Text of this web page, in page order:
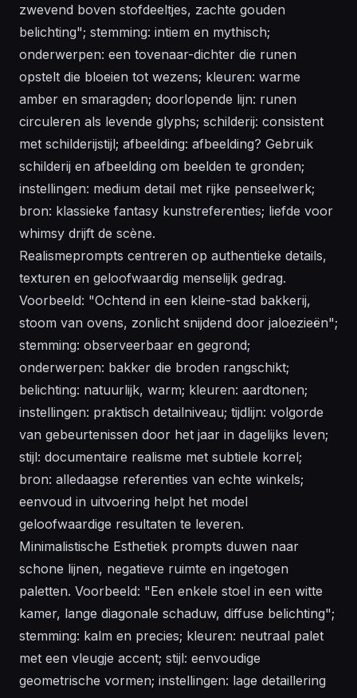
zwevend boven stofdeeltjes, zachte gouden
belichting"; stemming: intiem en mythisch;
onderwerpen: een tovenaar-dichter die runen
opstelt die bloeien tot wezens; kleuren: warme
amber en smaragden; doorlopende lijn: runen
circuleren als levende glyphs; schilderij: consistent
met schilderijstijl; afbeelding: afbeelding? Gebruik
schilderij en afbeelding om beelden te gronden;
instellingen: medium detail met rijke penseelwerk;
bron: klassieke fantasy kunstreferenties; liefde voor
whimsy drijft de scène.
Realismeprompts centreren op authentieke details,
texturen en geloofwaardig menselijk gedrag.
Voorbeeld: "Ochtend in een kleine-stad bakkerij,
stoom van ovens, zonlicht snijdend door jaloezieën";
stemming: observeerbaar en gegrond;
onderwerpen: bakker die broden rangschikt;
belichting: natuurlijk, warm; kleuren: aardtonen;
instellingen: praktisch detailniveau; tijdlijn: volgorde
van gebeurtenissen door het jaar in dagelijks leven;
stijl: documentaire realisme met subtiele korrel;
bron: alledaagse referenties van echte winkels;
eenvoud in uitvoering helpt het model
geloofwaardige resultaten te leveren.
Minimalistische Esthetiek prompts duwen naar
schone lijnen, negatieve ruimte en ingetogen
paletten. Voorbeeld: "Een enkele stoel in een witte
kamer, lange diagonale schaduw, diffuse belichting";
stemming: kalm en precies; kleuren: neutraal palet
met een vleugje accent; stijl: eenvoudige
geometrische vormen; instellingen: lage detaillering